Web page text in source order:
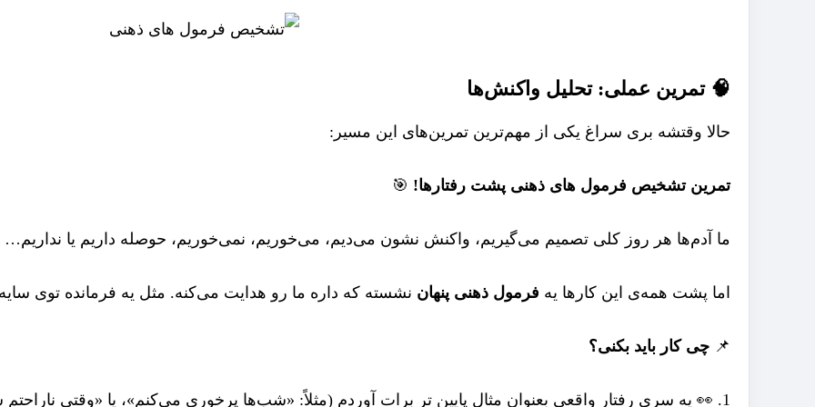
🧠 تمرین عملی: تحلیل واکنش‌ها
حالا وقتشه بری سراغ یکی از مهم‌ترین تمرین‌های این مسیر:
تمرینتشخیص فرمول های ذهنی پشت رفتارها! 🎯
ما آدم‌ها هر روز کلی تصمیم می‌گیریم، واکنش نشون می‌دیم، می‌خوریم، نمی‌خوریم، حوصله داریم یا نداریم…
اما پشت همه‌ی این کارها یه فرمول ذهنی پنهان نشسته که داره ما رو هدایت می‌کنه. مثل یه فرمانده توی
📌 چی کار باید بکنی؟
👀 یه سری رفتار واقعی بعنوان مثال پایین تر برات آوردم (مثلاً: «شب‌ها پرخوری می‌کنم»، یا «وقتی